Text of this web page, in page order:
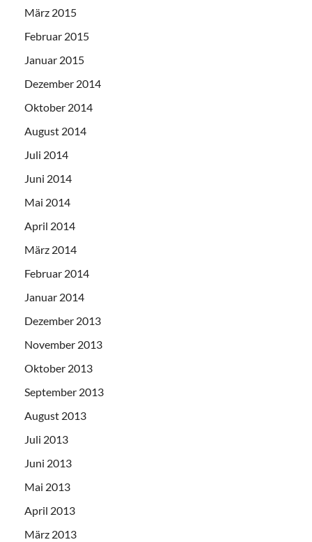
März 2015
Februar 2015
Januar 2015
Dezember 2014
Oktober 2014
August 2014
Juli 2014
Juni 2014
Mai 2014
April 2014
März 2014
Februar 2014
Januar 2014
Dezember 2013
November 2013
Oktober 2013
September 2013
August 2013
Juli 2013
Juni 2013
Mai 2013
April 2013
März 2013